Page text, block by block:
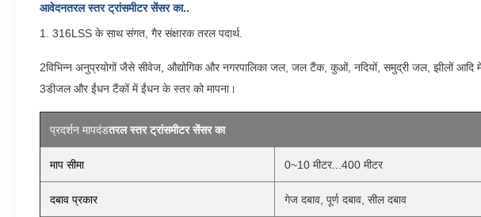
आवेदनतरल स्तर ट्रांसमीटर सेंसर का..
1. 316LSS के साथ संगत, गैर संक्षारक तरल पदार्थ.
2विभिन्न अनुप्रयोगों जैसे सीवेज, औद्योगिक और नगरपालिका जल, जल टैंक, कुओं, नदियों, समुद्री जल, झीलों आदि
3डीजल और ईंधन टैंकों में ईंधन के स्तर को मापना।
प्रदर्शन मापदंडतरल स्तर ट्रांसमीटर सेंसर का
माप सीमा 0~10 मीटर...400 मीटर
दबाव प्रकार गेज दबाव, पूर्ण दबाव, सील दबाव